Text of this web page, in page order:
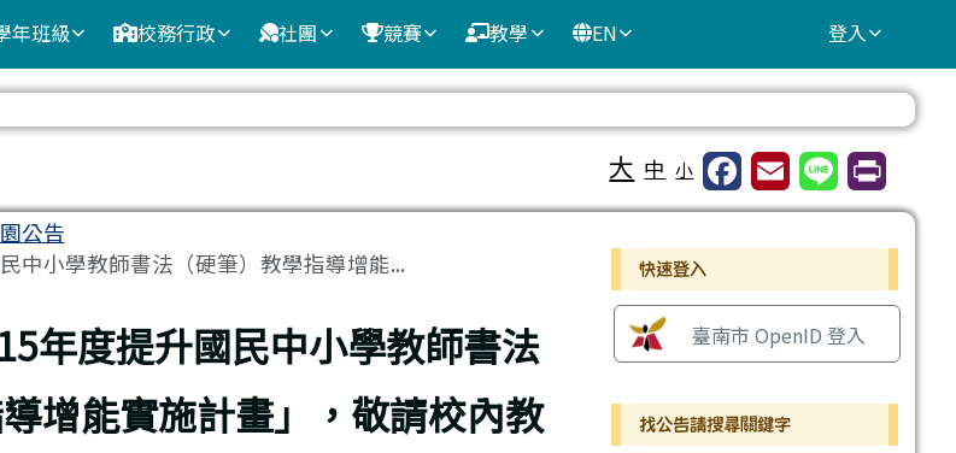
年班級 校務行政 社團 競賽 教學 EN 登入
大 中 小
公告
中小學教師書法（硬筆）教學指導增能...
年度提升國民中小學教師書法
導增能實施計畫」，敬請校內教
右邊區域內容
快速登入
臺南市 OpenID 登入
找公告請搜尋關鍵字